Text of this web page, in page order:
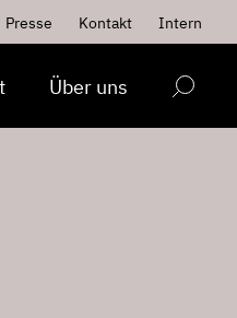
Presse Kontakt Intern
Über uns